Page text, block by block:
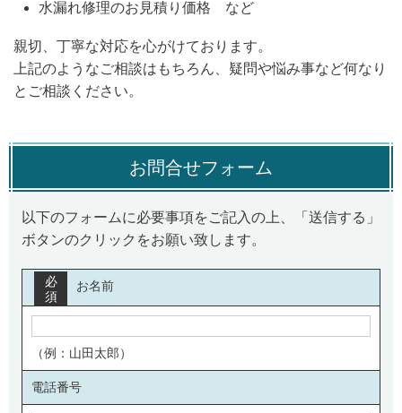
水漏れ修理のお見積り価格 など
親切、丁寧な対応を心がけております。
上記のようなご相談はもちろん、疑問や悩み事など何なり
とご相談ください。
お問合せフォーム
以下のフォームに必要事項をご記入の上、「送信する」
ボタンのクリックをお願い致します。
お名前
必
須
（例：山田太郎）
電話番号